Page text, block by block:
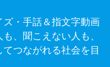
・手話＆指文字動画
、聞こえない人も、
つながれる社会を目